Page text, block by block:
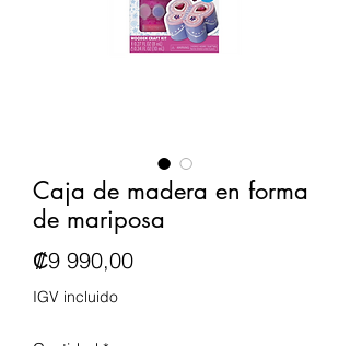
Caja de madera en forma
de mariposa
₡9 990,00Precio
IGV incluido